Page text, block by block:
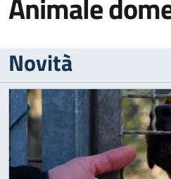
Animale
Novità